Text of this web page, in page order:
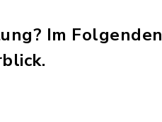
Im Folgenden